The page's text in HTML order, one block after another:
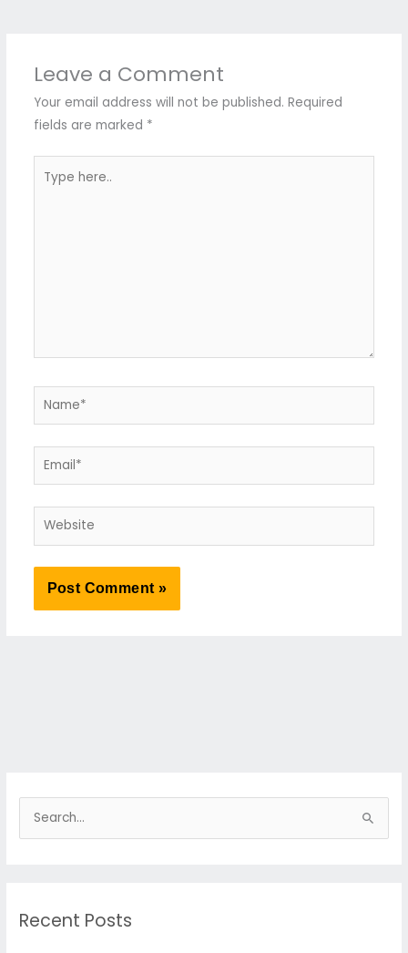
Leave a Comment
Your email address will not be published. Required
fields are marked *
here..
Name*
Email*
Website
c
Recent Posts